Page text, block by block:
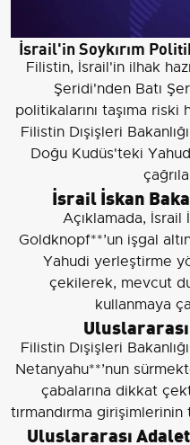
İsrail'in Soykırım
Filistin, İsrail'in ilhak
Şeridi'nden Batı
politikalarını taşıma riski
Filistin Dışişleri
Doğu Kudüs'teki
İsrail İskan
Açıklamada, İsrail
Goldknopf**’un işgal
Yahudi yerleştirme
çekilerek, mevcut
kullanmaya
Filistin Dışişleri
Netanyahu**’nun
çabalarına dikkat
tırmandırma
Uluslararası